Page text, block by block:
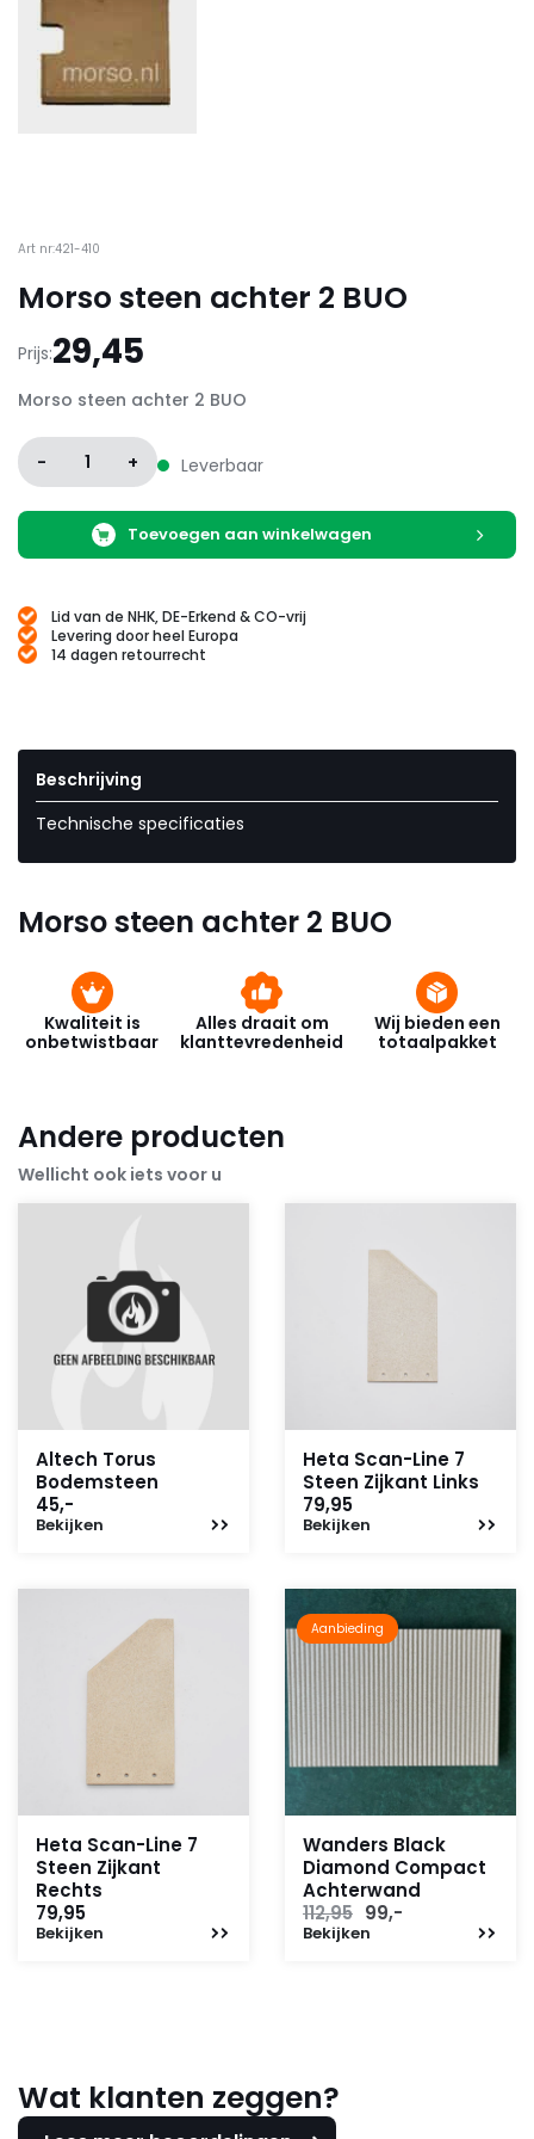
Art nr:421-410
Morso steen achter 2 BUO
Prijs:29,45
Morso steen achter 2 BUO
- 1 + Leverbaar
Toevoegen aan winkelwagen
Lid van de NHK, DE-Erkend & CO-vrij
Levering door heel Europa
14 dagen retourrecht
Beschrijving
Technische specificaties
Morso steen achter 2 BUO
Kwaliteit is
onbetwistbaar
Alles draait om
klanttevredenheid
Wij bieden een
totaalpakket
Andere producten
Wellicht ook iets voor u
Altech Torus
Bodemsteen
45,-
Bekijken
Heta Scan-Line 7
Steen Zijkant Links
79,95
Bekijken
Heta Scan-Line 7
Steen Zijkant
Rechts
79,95
Bekijken
Aanbieding
Wanders Black
Diamond Compact
Achterwand
112,95 Oorspronkelijke
prijs
99,-
Bekijken
Wat klanten zeggen?